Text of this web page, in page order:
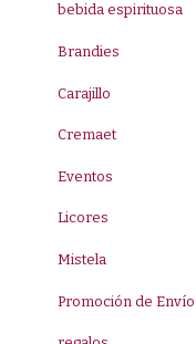
bebida espirituosa
Brandies
Carajillo
Cremaet
Eventos
Licores
Mistela
Promoción de Envío